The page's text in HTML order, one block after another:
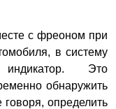
с фреоном при
в систему
индикатор. Это
обнаружить
определить